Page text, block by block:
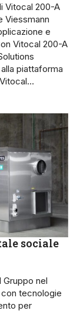
Vitocal 200-A
Viessmann
e
Vitocal 200-A
piattaforma
sociale
Gruppo nel
tecnologie
per